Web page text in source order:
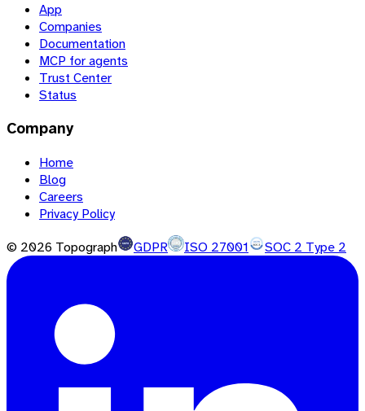
App
Companies
Documentation
MCP for agents
Trust Center
Status
Company
Home
Blog
Careers
Privacy Policy
© 2026 Topograph GDPR ISO 27001 SOC 2 Type 2